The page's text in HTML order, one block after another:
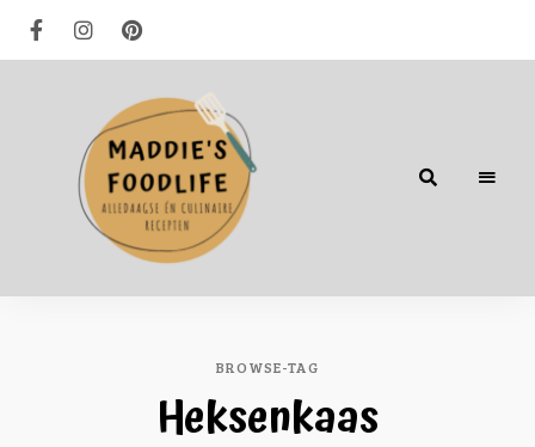
Alledaagse
BROWSE-TAG
Heksenkaas